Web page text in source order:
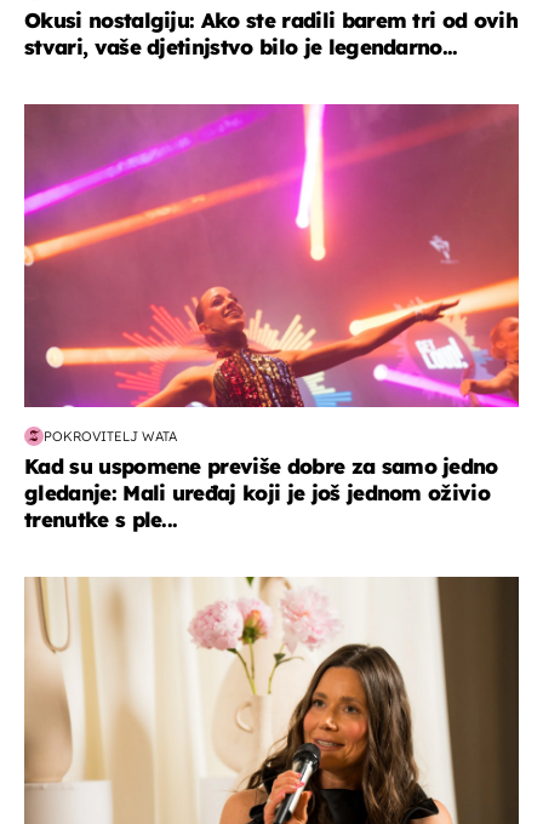
Okusi nostalgiju: Ako ste radili barem tri od ovih
stvari, vaše djetinjstvo bilo je legendarno...
POKROVITELJ WATA
Kad su uspomene previše dobre za samo jedno
gledanje: Mali uređaj koji je još jednom oživio
trenutke s ple...
moda & ljepota